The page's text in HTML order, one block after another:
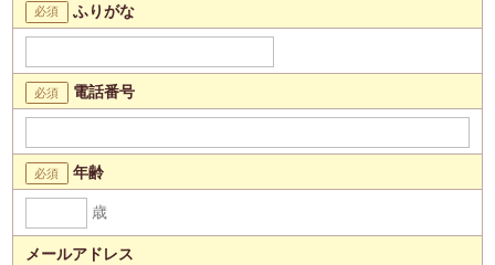
ふりがな
電話番号
年齢
歳
メールアドレス